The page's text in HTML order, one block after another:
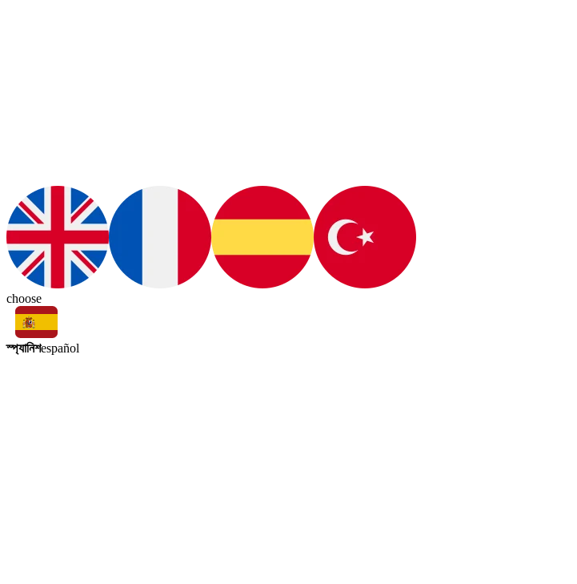
choose
স্প্যানিশespañol